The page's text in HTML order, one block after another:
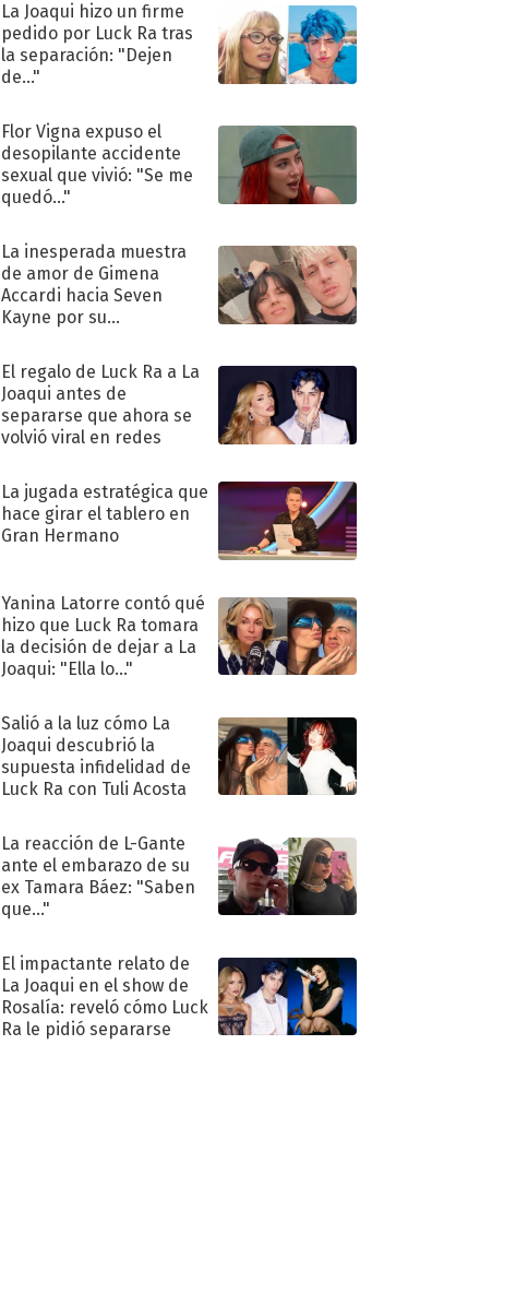
La Joaqui hizo un firme
pedido por Luck Ra tras
la separación: "Dejen
de..."
Flor Vigna expuso el
desopilante accidente
sexual que vivió: "Se me
quedó..."
La inesperada muestra
de amor de Gimena
Accardi hacia Seven
Kayne por su
El regalo de Luck Ra a La
Joaqui antes de
separarse que ahora se
volvió viral en redes
La jugada estratégica que
hace girar el tablero en
Gran Hermano
Yanina Latorre contó qué
hizo que Luck Ra tomara
la decisión de dejar a La
Joaqui: "Ella lo..."
Salió a la luz cómo La
Joaqui descubrió la
supuesta infidelidad de
Luck Ra con Tuli Acosta
La reacción de L-Gante
ante el embarazo de su
ex Tamara Báez: "Saben
que..."
El impactante relato de
La Joaqui en el show de
Rosalía: reveló cómo Luck
Ra le pidió separarse